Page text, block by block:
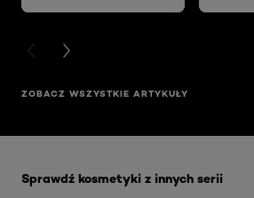
PREVIOUS CARD
NEXT CARD
ZOBACZ WSZYSTKIE ARTYKUŁY
Sprawdź kosmetyki z innych serii